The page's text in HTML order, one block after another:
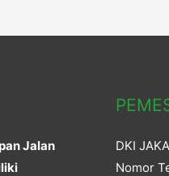
Jalan
DKI
Nomor